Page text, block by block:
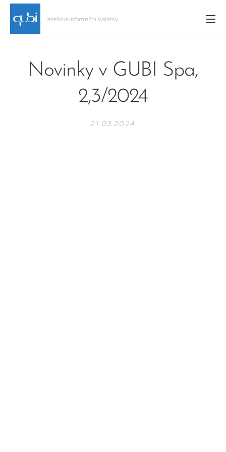
lázeňské informační systémy
Novinky v GUBI Spa,
2,3/2024
21.03.2024